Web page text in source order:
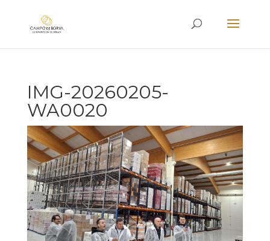
IMG-20260205-
WA0020